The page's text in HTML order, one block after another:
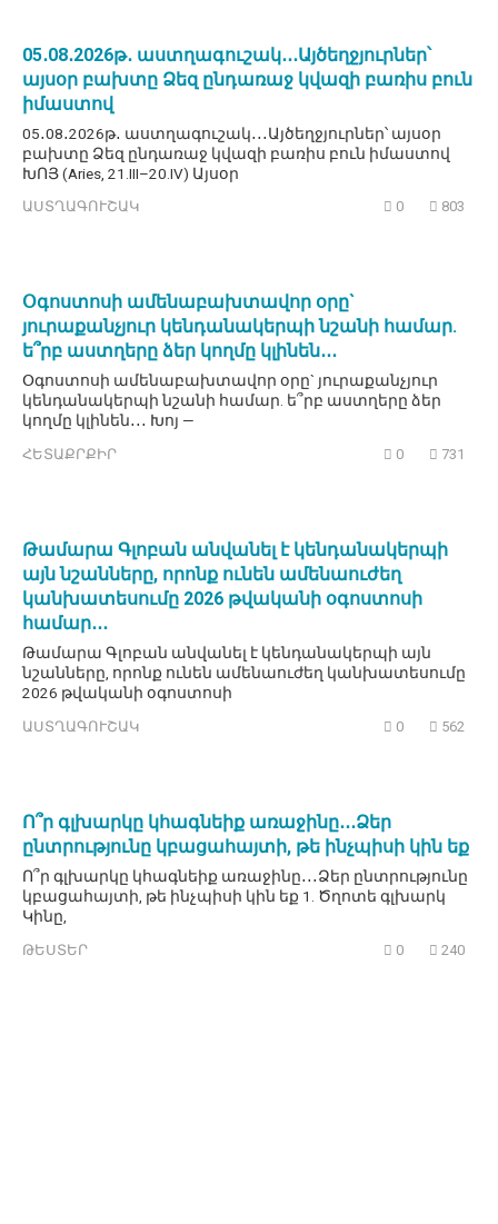
05․08․2026թ․ աստղագուշակ․․․Այծեղջյուրներ՝
այսօր բախտը Ձեզ ընդառաջ կվազի բառիս բուն
իմաստով
05․08․2026թ․ աստղագուշակ․․․Այծեղջյուրներ՝ այսօր
բախտը Ձեզ ընդառաջ կվազի բառիս բուն իմաստով
ԽՈՅ (Aries, 21.III–20.IV) Այսօր
ԱՍՏՂԱԳՈՒՇԱԿ 0 803
Օգոստոսի ամենաբախտավոր օրը`
յուրաքանչյուր կենդանակերպի նշանի համար.
ե՞րբ աստղերը ձեր կողմը կլինեն․․․
Օգոստոսի ամենաբախտավոր օրը` յուրաքանչյուր
կենդանակերպի նշանի համար. ե՞րբ աստղերը ձեր
կողմը կլինեն․․․ Խոյ —
ՀԵՏԱՔՐՔԻՐ 0 731
Թամարա Գլոբան անվանել է կենդանակերպի
այն նշանները, որոնք ունեն ամենաուժեղ
կանխատեսումը 2026 թվականի օգոստոսի
համար․․․
Թամարա Գլոբան անվանել է կենդանակերպի այն
նշանները, որոնք ունեն ամենաուժեղ կանխատեսումը
2026 թվականի օգոստոսի
ԱՍՏՂԱԳՈՒՇԱԿ 0 562
Ո՞ր գլխարկը կհագնեիք առաջինը․․․Ձեր
ընտրությունը կբացահայտի, թե ինչպիսի կին եք
Ո՞ր գլխարկը կհագնեիք առաջինը․․․Ձեր ընտրությունը
կբացահայտի, թե ինչպիսի կին եք 1. Ծղոտե գլխարկ
Կինը,
ԹԵՍՏԵՐ 0 240